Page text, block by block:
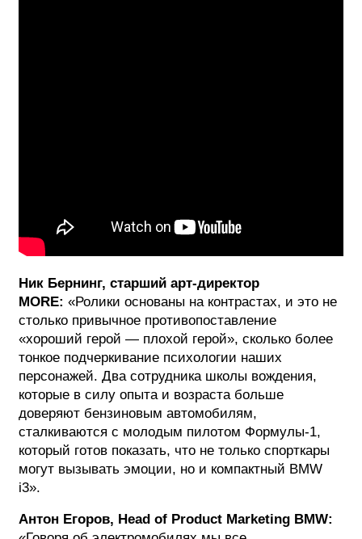
Ник Бернинг, старший арт-директор
MORE: «Ролики основаны на контрастах, и это не
столько привычное противопоставление
«хороший герой — плохой герой», сколько более
тонкое подчеркивание психологии наших
персонажей. Два сотрудника школы вождения,
которые в силу опыта и возраста больше
доверяют бензиновым автомобилям,
сталкиваются с молодым пилотом Формулы-1,
который готов показать, что не только спорткары
могут вызывать эмоции, но и компактный BMW
i3».
Антон Егоров, Head of Product Marketing BMW: